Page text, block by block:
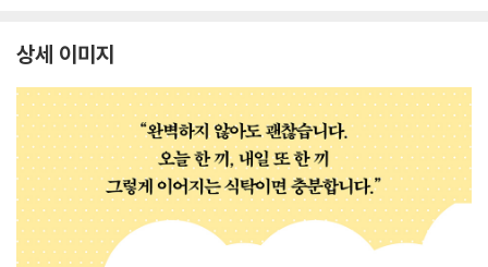
상세 이미지